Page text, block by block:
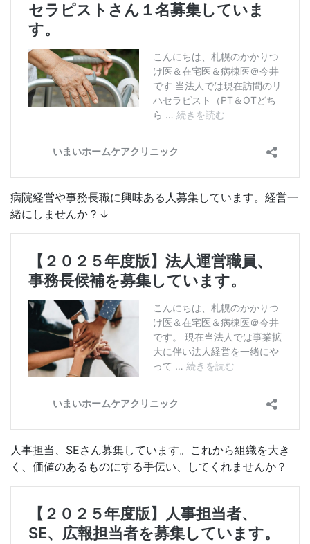
病院経営や事務長職に興味ある人募集しています。経営一
緒にしませんか？↓
人事担当、SEさん募集しています。これから組織を大き
く、価値のあるものにする手伝い、してくれませんか？